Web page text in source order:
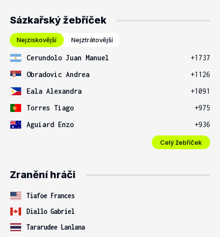
Sázkařský žebříček
Nejziskovější Nejztrátovější
Cerundolo Juan Manuel
+1737
Obradovic Andrea
+1126
Eala Alexandra
+1091
Torres Tiago
+975
Aguiard Enzo
+936
Celý žebříček
Zranění hráči
Tiafoe Frances
Diallo Gabriel
Tararudee Lanlana